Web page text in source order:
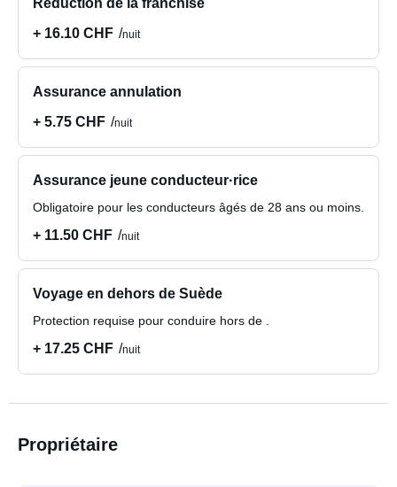
Réduction de la franchise
+ 16.10 CHF
nuit
Assurance annulation
+ 5.75 CHF
nuit
Assurance jeune conducteur·rice
Obligatoire pour les conducteurs âgés de 28 ans ou moins.
+ 11.50 CHF nuit
Voyage en dehors de Suède
Protection requise pour conduire hors de .
+ 17.25 CHF nuit
Propriétaire